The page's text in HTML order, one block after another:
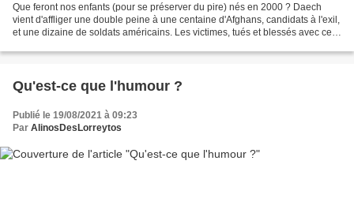
Que feront nos enfants (pour se préserver du pire) nés en 2000 ? Daech
vient d'affliger une double peine à une centaine d'Afghans, candidats à l'exil,
et une dizaine de soldats américains. Les victimes, tués et blessés avec ces
Qu'est-ce que l'humour ?
Publié le 19/08/2021 à 09:23
Par AlinosDesLorreytos